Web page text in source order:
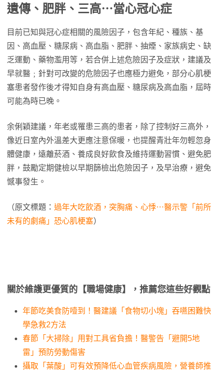
遺傳、肥胖、三高⋯當心冠心症
目前已知與冠心症相關的風險因子，包含年紀、種族、基
因、高血壓、糖尿病、高血脂、肥胖、抽煙、家族病史、缺
乏運動、藥物濫用等，若合併上述危險因子及症狀，建議及
早就醫﹔針對可改變的危險因子也應極力避免，部分心肌梗
塞患者發作後才得知自身有高血壓、糖尿病及高血脂，屆時
可能為時已晚。
余俐穎建議，年老或罹患三高的患者，除了控制好三高外，
像近日室內外溫差大更應注意保暖，也提醒青壯年勿輕忽身
體健康，遠離菸酒、養成良好飲食及維持運動習慣、避免肥
胖，鼓勵定期健檢以早期篩檢出危險因子，及早治療，避免
憾事發生。
（原文標題： 過年大吃飲酒，突胸痛、心悸⋯醫示警「前所
未有的劇痛」恐心肌梗塞）
關於維護更優質的【職場健康】，推薦您這些好觀點
年節吃美食防噎到！醫建議「食物切小塊」吞嚥困難快
學急救2方法
春節「大掃除」用對工具省負擔！醫警告「避開5地
雷」預防勞動傷害
攝取「葉酸」可有效預降低心血管疾病風險，營養師推